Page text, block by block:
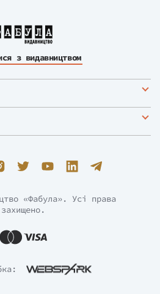
з видавництвом
«Фабула». Усі права
захищено.